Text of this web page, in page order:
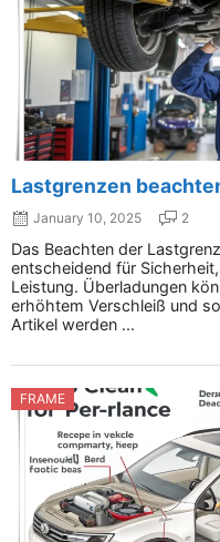
Lastgrenzen
January 10, 2025 2
Das Beachten der
entscheidend für
Leistung. Überladungen
erhöhtem Verschleiß und
Artikel werden ...
FRAME